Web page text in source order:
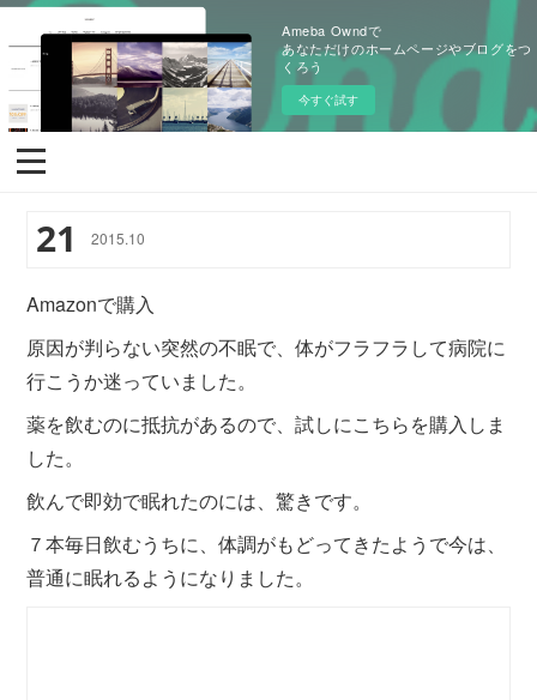
Ameba Owndで
あなただけのホームページやブログをつ
くろう
今すぐ試す
21 2015.10
Amazonで購入
原因が判らない突然の不眠で、体がフラフラして病院に
行こうか迷っていました。
薬を飲むのに抵抗があるので、試しにこちらを購入しま
した。
飲んで即効で眠れたのには、驚きです。
７本毎日飲むうちに、体調がもどってきたようで今は、
普通に眠れるようになりました。